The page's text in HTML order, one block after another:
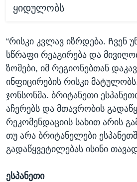
ყიდულობს
“რისკი კვლავ იზრდება. Ჩვენ
სწრაფი რეაგირება და
ზომები, იმ რეგიონებთან
ინფიცირების რისკი
ჯონსონმა. ბრიტანეთი
აჩერებს და მთავრობის
რეკომენდაციის სახით არის
თუ არა ბრიტანელები
გადაწყვეტილებას ისინი
ესპანეთი